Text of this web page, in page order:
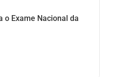
o Exame Nacional da